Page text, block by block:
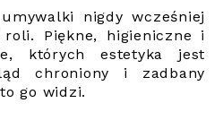
nigdy wcześniej
Piękne, higieniczne i
których estetyka jest
chroniony i zadbany
go widzi.